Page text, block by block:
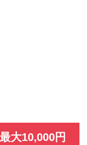
大10,000円